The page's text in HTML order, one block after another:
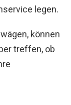
legen.
können
treffen, ob